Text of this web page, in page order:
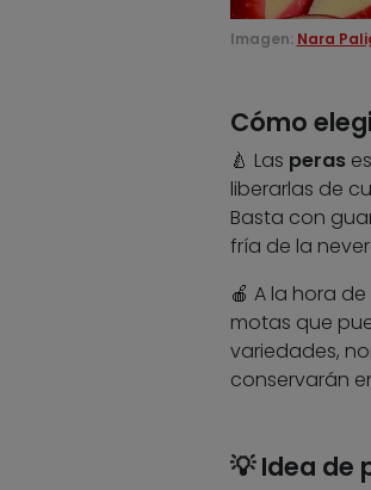
Imagen: Nara
Cómo
​​🍐 Las peras
liberarlas de
Basta con
fría de la
​🍎 A la hora
motas que
variedades,
conservarán
💡 Idea de